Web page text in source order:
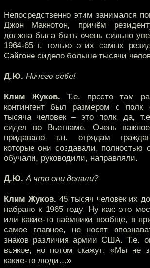
Непосредственно этим занимался
Джон Макнотон, причём
должна была быть очень сильно
1964-65 г. только этих самых
Сайгоне сидело больше тысячи
Д.Ю. Ничего себе!
Клим Жуков. Т.е. просто там
контингент был размером с полк
тысяча человек – это полк, да,
сидел во Вьетнаме. Очень
придавало т.н. отрядам
которые они создавали, полностью
обучали, руководили, направляли.
Д.Ю. А что они делали?
Клим Жуков. 45 тысяч человек их
набрано к 1965 году. Ну как: это
или какие-то наёмники вообще, в
самое главное, не носят
знаков различия армии США. Т.е.
всякое, но потом скажут: «Мы не
какие-то люди…»